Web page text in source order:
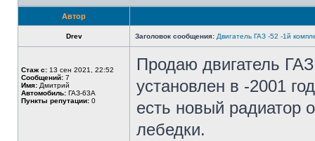
Автор
Drev Заголовок сообщения: Двигатель ГАЗ -52 -1й
Стаж с: 13 сен 2021, 22:52
Сообщений: 7
Имя: Дмитрий
Автомобиль: ГАЗ-63А
Пункты репутации: 0
Продаю двигатель
установлен в -2001
есть новый
лебедки.